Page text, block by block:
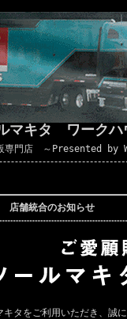
マキタ ワークハ
専門店 ～Presented by
舗統合のお知らせ
キタをご利用いただき、誠